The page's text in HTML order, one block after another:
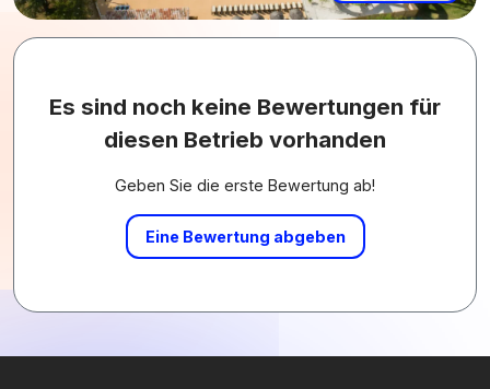
Es sind noch keine Bewertungen für
diesen Betrieb vorhanden
Geben Sie die erste Bewertung ab!
Eine Bewertung abgeben